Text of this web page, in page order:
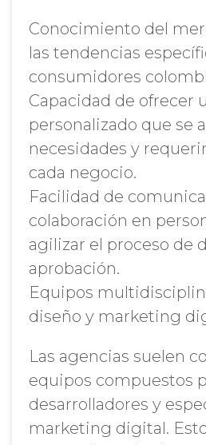
Conocimiento del
las tendencias
consumidores
Capacidad de ofrecer
personalizado que se
necesidades y
cada negocio.
Facilidad de
colaboración en
agilizar el proceso de
aprobación.
Equipos
diseño y marketing
Las agencias suelen
equipos compuestos
desarrolladores y
marketing digital.